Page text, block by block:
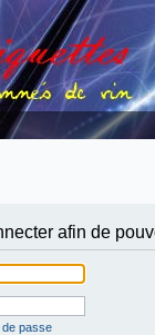
afin de
de passe